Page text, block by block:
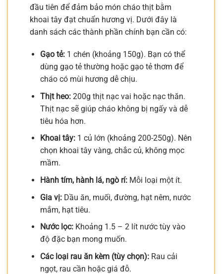
đầu tiên để đảm bảo món cháo thịt bằm
khoai tây đạt chuẩn hương vị. Dưới đây là
danh sách các thành phần chính bạn cần có:
Gạo tẻ:1 chén (khoảng 150g). Bạn có thể
dùng gạo tẻ thường hoặc gạo tẻ thơm để
cháo có mùi hương dễ chịu.
Thịt heo:200g thịt nạc vai hoặc nạc thăn.
Thịt nạc sẽ giúp cháo không bị ngấy và dễ
tiêu hóa hơn.
Khoai tây:1 củ lớn (khoảng 200-250g). Nên
chọn khoai tây vàng, chắc củ, không mọc
mầm.
Hành tím, hành lá, ngò rí:Mỗi loại một ít.
Gia vị:Dầu ăn, muối, đường, hạt nêm, nước
mắm, hạt tiêu.
Nước lọc:Khoảng 1.5 – 2 lít nước tùy vào
độ đặc bạn mong muốn.
Các loại rau ăn kèm (tùy chọn):Rau cải
ngọt, rau cần hoặc giá đỗ.